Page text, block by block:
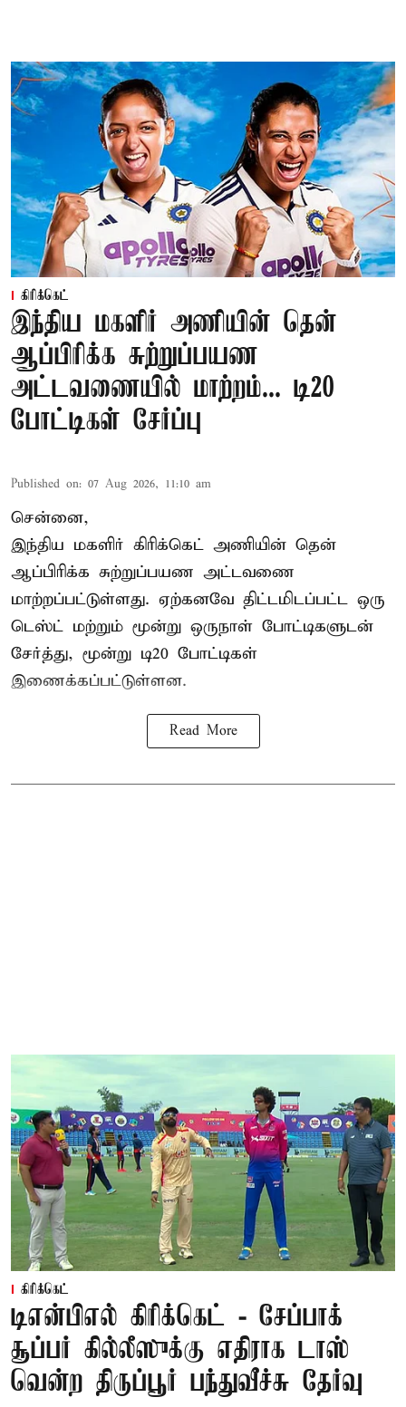
கிரிக்கெட்
இந்திய மகளிர் அணியின் தென்
ஆப்பிரிக்க சுற்றுப்பயண
அட்டவணையில் மாற்றம்... டி20
போட்டிகள் சேர்ப்பு
Published on: 07 Aug 2026, 11:10 am
சென்னை,
இந்திய மகளிர் கிரிக்கெட் அணியின் தென்
ஆப்பிரிக்க சுற்றுப்பயண அட்டவணை
மாற்றப்பட்டுள்ளது. ஏற்கனவே திட்டமிடப்பட்ட ஒரு
டெஸ்ட் மற்றும் மூன்று ஒருநாள் போட்டிகளுடன்
சேர்த்து, மூன்று டி20 போட்டிகள்
இணைக்கப்பட்டுள்ளன.
Read More
கிரிக்கெட்
டிஎன்பிஎல் கிரிக்கெட் - சேப்பாக்
சூப்பர் கில்லீஸுக்கு எதிராக டாஸ்
வென்ற திருப்பூர் பந்துவீச்சு தேர்வு